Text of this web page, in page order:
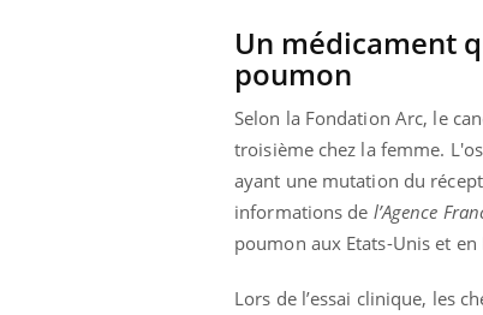
Un médicament
poumon
Selon la Fondation Arc, le
troisième chez la femme.
ayant une mutation du
informations de l’Agence
poumon aux Etats-Unis et en
Lors de l’essai clinique, les